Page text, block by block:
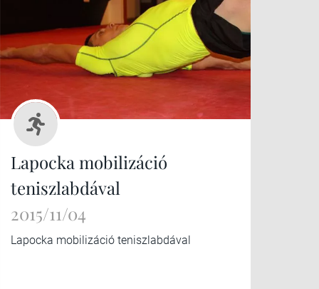
Lapocka mobilizáció
teniszlabdával
2015/11/04
Lapocka mobilizáció teniszlabdával